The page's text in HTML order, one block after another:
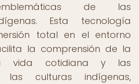
de las
Esta tecnología
total en el entorno
la comprensión de la
vida cotidiana y las
las culturas indígenas,